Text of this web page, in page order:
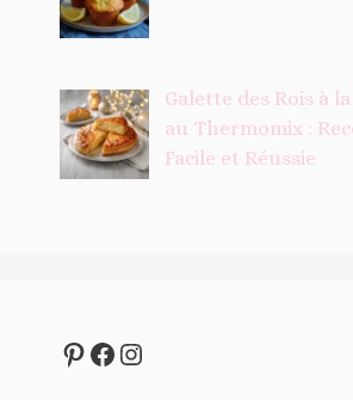
Galette des Rois à
au Thermomix :
Facile et Réussie
Pinterest
Facebook
Instagram